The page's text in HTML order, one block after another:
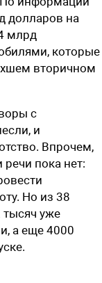
долларов на
млрд
которые
вторичном
с
и
Впрочем,
пока нет:
Но из 38
тысяч уже
а еще 4000